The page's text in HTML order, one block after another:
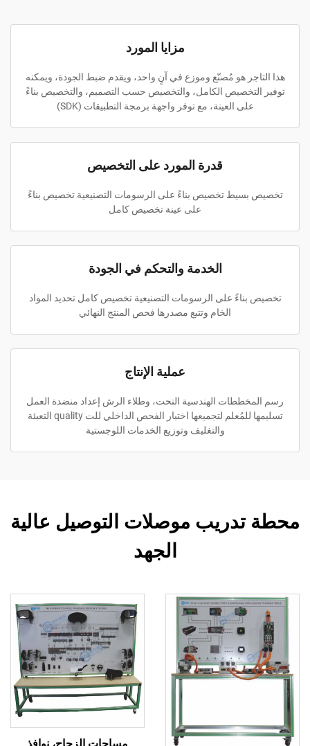
مزايا المورد
هذا التاجر هو مُصنّع وموزع في آنٍ واحد، ويقدم ضبط الجودة، ويمكنه
توفير التخصيص الكامل، والتخصيص حسب التصميم، والتخصيص بناءً
على العينة، مع توفر واجهة برمجة التطبيقات (SDK)
قدرة المورد على التخصيص
تخصيص بسيط تخصيص بناءً على الرسومات التصنيعية تخصيص بناءً
على عينة تخصيص كامل
الخدمة والتحكم في الجودة
تخصيص بناءً على الرسومات التصنيعية تخصيص كامل تحديد المواد
الخام وتتبع مصدرها فحص المنتج النهائي
عملية الإنتاج
رسم المخططات الهندسية النحت، وطلاء الرش إعداد منضدة العمل
تسليمها للمُعلم لتجميعها اختبار الفحص الداخلي للت quality التعبئة
والتغليف وتوزيع الخدمات اللوجستية
محطة تدريب موصلات التوصيل عالية
الجهد